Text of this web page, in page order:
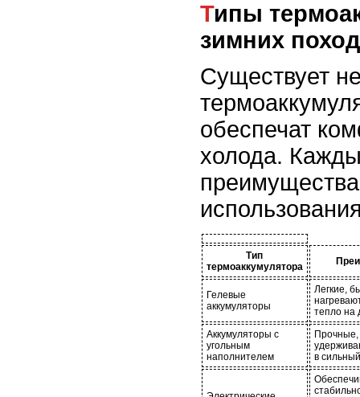
Типы термоаккумуляторов для
зимних
Существует
обеспечат
холода.
Тип
термоаккумулятора
Гелевые
аккумуляторы
Легкие,
тепло на
Аккумуляторы с
угольным
наполнителем
в